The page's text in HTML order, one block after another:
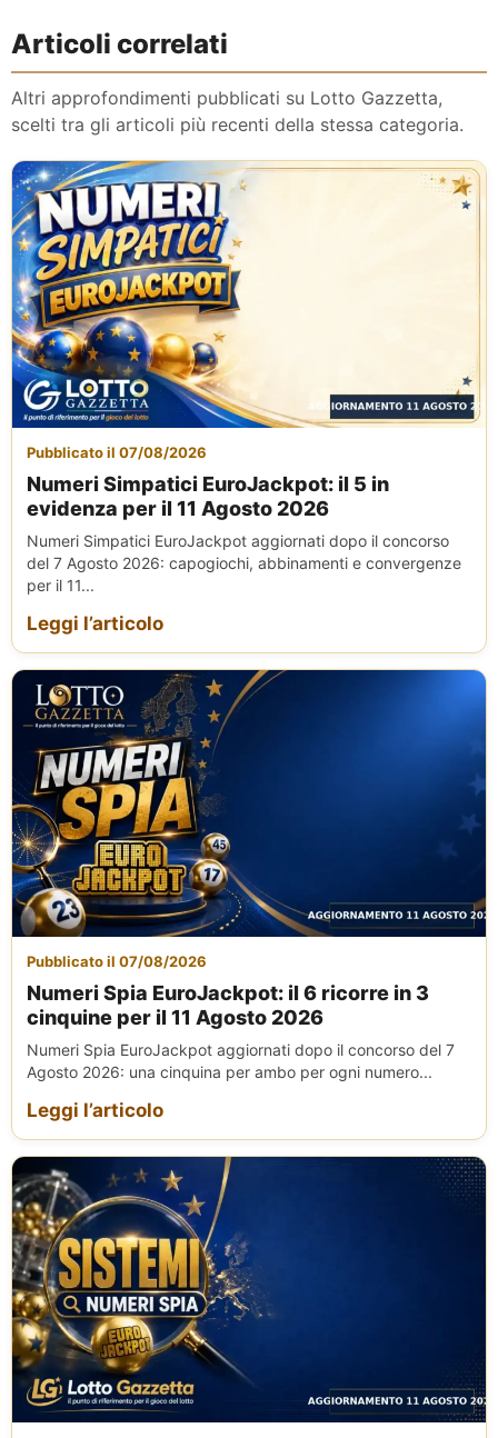
Articoli correlati
Altri approfondimenti pubblicati su Lotto Gazzetta,
scelti tra gli articoli più recenti della stessa categoria.
Pubblicato il 07/08/2026
Numeri Simpatici EuroJackpot: il 5 in
evidenza per il 11 Agosto 2026
Numeri Simpatici EuroJackpot aggiornati dopo il concorso
del 7 Agosto 2026: capogiochi, abbinamenti e convergenze
per il 11...
Leggi l’articolo
Pubblicato il 07/08/2026
Numeri Spia EuroJackpot: il 6 ricorre in 3
cinquine per il 11 Agosto 2026
Numeri Spia EuroJackpot aggiornati dopo il concorso del 7
Agosto 2026: una cinquina per ambo per ogni numero...
Leggi l’articolo